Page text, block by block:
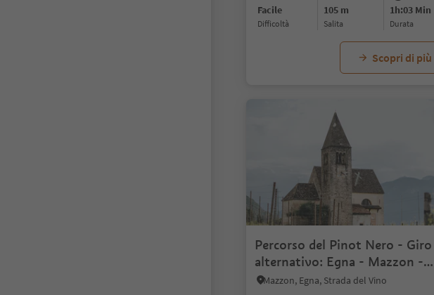
Facile
Difficoltà
105 m
Salita
1h:03 Min
durata
Scopri di più
Percorso del Pinot Nero - Giro
alternativo: Egna - Mazzon -
Egna
Mazzon, Egna, Strada del Vino